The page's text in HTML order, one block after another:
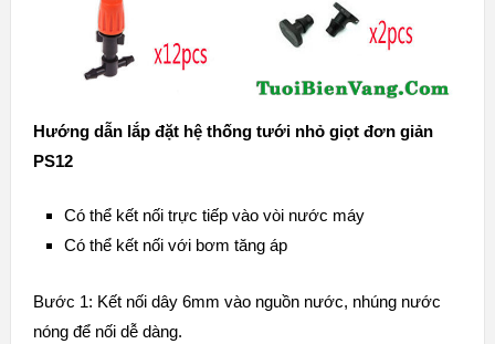
Hướng dẫn lắp đặt hệ thống tưới nhỏ giọt đơn giản
PS12
Có thể kết nối trực tiếp vào vòi nước máy
Có thể kết nối với bơm tăng áp
Bước 1: Kết nối dây 6mm vào nguồn nước, nhúng nước
nóng để nối dễ dàng.